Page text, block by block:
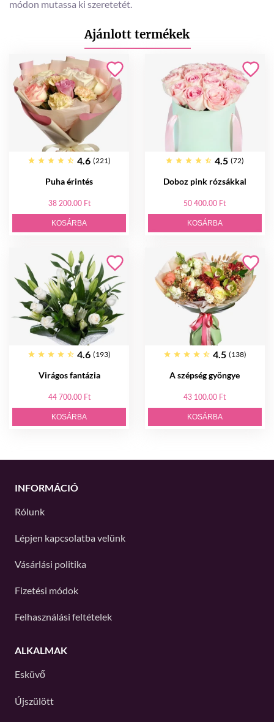
módon mutassa ki szeretetét.
Ajánlott termékek
4.6 (221)
Puha érintés
38 200.00 Ft
KOSÁRBA
4.5 (72)
Doboz pink rózsákkal
50 400.00 Ft
KOSÁRBA
4.6 (193)
Virágos fantázia
44 700.00 Ft
KOSÁRBA
4.5 (138)
A szépség gyöngye
43 100.00 Ft
KOSÁRBA
INFORMÁCIÓ
Rólunk
Lépjen kapcsolatba velünk
Vásárlási politika
Fizetési módok
Felhasználási feltételek
ALKALMAK
Esküvő
Újszülött